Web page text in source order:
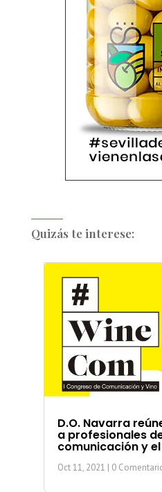
Quizás te interese:
D.O. Navarra
a profesionales
comunicación y
Oct 11, 2021 | 0